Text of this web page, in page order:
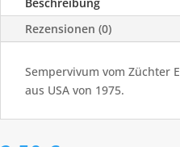
Rezensionen (0)
Sempervivum vom Züchter
aus USA von 1975.